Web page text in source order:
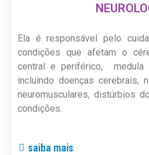
Ela é responsável pelo
condições que afetam o
central e periférico, medula
incluindo doenças cerebrais,
neuromusculares, distúrbios
condições.
saiba mais